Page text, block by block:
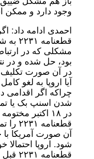
وجود دارد و
مشکلی که در
بود، حل شده و در
آیا اروپا به لغو
چراکه اگر اقدامی
شدن اسنپ بک یا
در ۱۸ اکتبر
آن صورت آمریکا
شود. اروپا